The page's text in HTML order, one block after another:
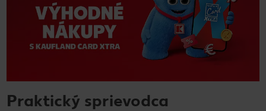
Praktický sprievodca